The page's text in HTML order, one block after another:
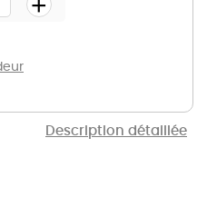
Description détaillée